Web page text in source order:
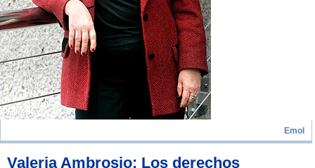
Emol
Valeria Ambrosio: Los derechos